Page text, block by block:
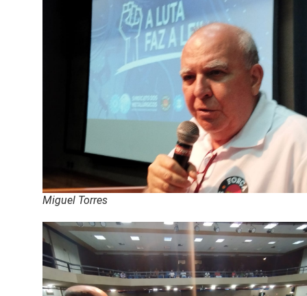
Miguel Torres